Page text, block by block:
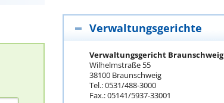
Verwaltungsgerichte
Verwaltungsgericht Braunschweig
Wilhelmstraße 55
38100 Braunschweig
Tel.: 0531/488-3000
Fax.: 05141/5937-33001